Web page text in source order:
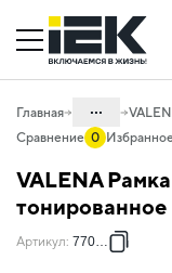
Главная ...
удлинители и
06.01
Сравнение 0
VALENA
тонированное
Артикул: 770311